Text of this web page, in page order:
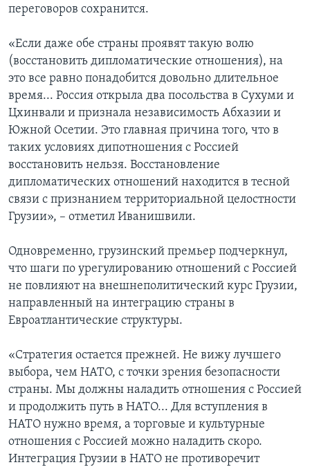
переговоров сохранится.
«Если даже обе страны проявят такую волю
(восстановить дипломатические отношения), на
это все равно понадобится довольно длительное
время... Россия открыла два посольства в Сухуми и
Цхинвали и признала независимость Абхазии и
Южной Осетии. Это главная причина того, что в
таких условиях дипотношения с Россией
восстановить нельзя. Восстановление
дипломатических отношений находится в тесной
связи с признанием территориальной целостности
Грузии», – отметил Иванишвили.
Одновременно, грузинский премьер подчеркнул,
что шаги по урегулированию отношений с Россией
не повлияют на внешнеполитический курс Грузии,
направленный на интеграцию страны в
Евроатлантические структуры.
«Стратегия остается прежней. Не вижу лучшего
выбора, чем НАТО, с точки зрения безопасности
страны. Мы должны наладить отношения с Россией
и продолжить путь в НАТО... Для вступления в
НАТО нужно время, а торговые и культурные
отношения с Россией можно наладить скоро.
Интеграция Грузии в НАТО не противоречит